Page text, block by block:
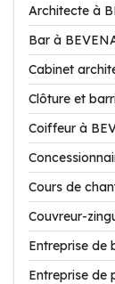
Architecte à
Bar à
Cabinet
Clôture et
Coiffeur à
Cours de
Couvreur-
Entreprise de
Entreprise de